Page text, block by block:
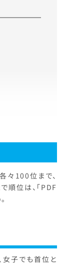
々100位まで、
順位は、「PDF
女子でも首位と